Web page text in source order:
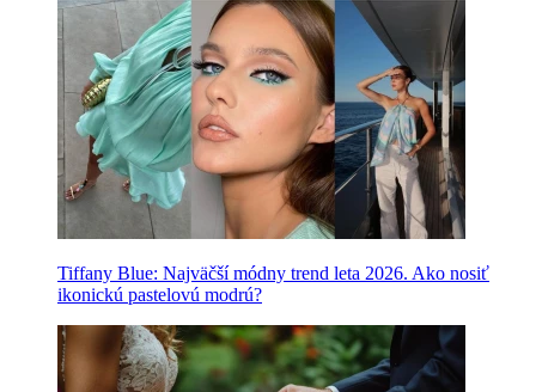
Tiffany Blue: Najväčší módny trend leta 2026. Ako nosiť
ikonickú pastelovú modrú?